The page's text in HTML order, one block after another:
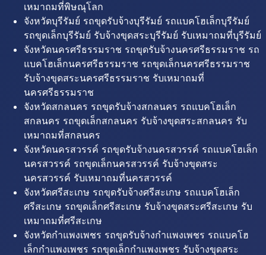
เหมาถมที่พิษณุโลก
จังหวัดบุรีรัมย์ รถขุดรับจ้างบุรีรัมย์ รถแบคโฮเล็กบุรีรัมย์
รถขุดเล็กบุรีรัมย์ รับจ้างขุดสระบุรีรัมย์ รับเหมาถมที่บุรีรัมย์
จังหวัดนครศรีธรรมราช รถขุดรับจ้างนครศรีธรรมราช รถ
แบคโฮเล็กนครศรีธรรมราช รถขุดเล็กนครศรีธรรมราช
รับจ้างขุดสระนครศรีธรรมราช รับเหมาถมที่
นครศรีธรรมราช
จังหวัดสกลนคร รถขุดรับจ้างสกลนคร รถแบคโฮเล็ก
สกลนคร รถขุดเล็กสกลนคร รับจ้างขุดสระสกลนคร รับ
เหมาถมที่สกลนคร
จังหวัดนครสวรรค์ รถขุดรับจ้างนครสวรรค์ รถแบคโฮเล็ก
นครสวรรค์ รถขุดเล็กนครสวรรค์ รับจ้างขุดสระ
นครสวรรค์ รับเหมาถมที่นครสวรรค์
จังหวัดศรีสะเกษ รถขุดรับจ้างศรีสะเกษ รถแบคโฮเล็ก
ศรีสะเกษ รถขุดเล็กศรีสะเกษ รับจ้างขุดสระศรีสะเกษ รับ
เหมาถมที่ศรีสะเกษ
จังหวัดกำแพงเพชร รถขุดรับจ้างกำแพงเพชร รถแบคโฮ
เล็กกำแพงเพชร รถขุดเล็กกำแพงเพชร รับจ้างขุดสระ